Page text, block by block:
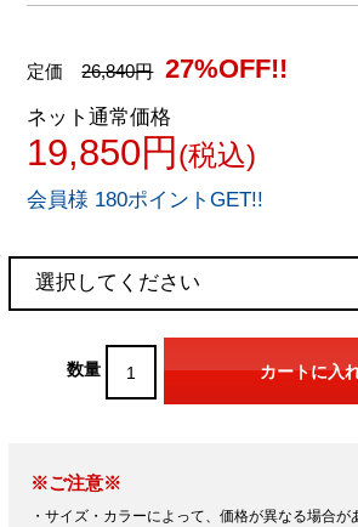
定価26,840円 27%OFF!!
ネット通常価格
19,850円 (税込)
会員様 180ポイントGET!!
数量
※ご注意※
・サイズ・カラーによって、価格が異なる場合が